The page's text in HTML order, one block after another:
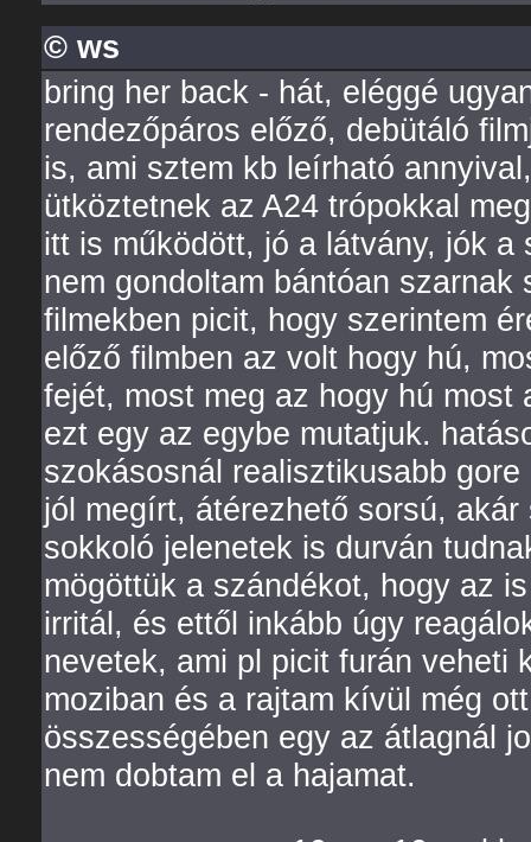
© ws
bring her back - hát, eléggé
rendezőpáros előző, debütáló
is, ami sztem kb leírható
ütköztetnek az A24 trópokkal
itt is működött, jó a látvány, jók
nem gondoltam bántóan
filmekben picit, hogy szerintem
előző filmben az volt hogy hú,
fejét, most meg az hogy hú
ezt egy az egybe mutatjuk.
szokásosnál realisztikusabb
jól megírt, átérezhető sorsú,
sokkoló jelenetek is durván
mögöttük a szándékot, hogy az
irritál, és ettől inkább úgy
nevetek, ami pl picit furán veheti
moziban és a rajtam kívül még
összességében egy az átlagnál
nem dobtam el a hajamat.